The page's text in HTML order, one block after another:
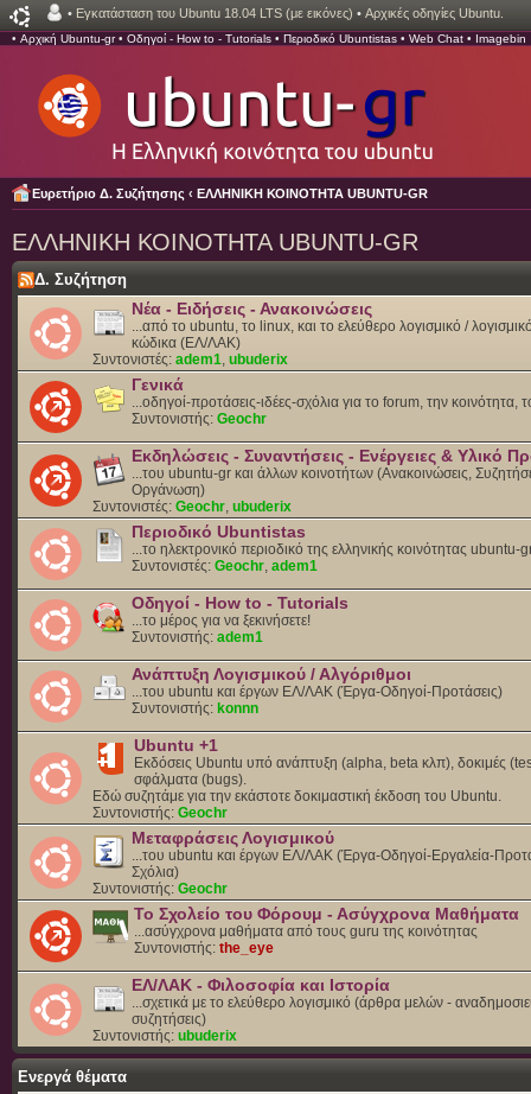
• Εγκατάσταση του Ubuntu 18.04 LTS (με εικόνες) • Αρχικές οδηγίες Ubuntu.
• Αρχική Ubuntu-gr• Οδηγοί - How to - Tutorials • Περιοδικό Ubuntistas • Web Chat • Imagebin
Ευρετήριο Δ. Συζήτησης ‹ ΕΛΛΗΝΙΚΗ ΚΟΙΝΟΤΗΤΑ UBUNTU-GR
ΕΛΛΗΝΙΚΗ ΚΟΙΝΟΤΗΤΑ UBUNTU-GR
Δ. Συζήτηση
Νέα - Ειδήσεις - Ανακοινώσεις
...από το ubuntu, το linux, και το ελεύθερο λογισμικό /
κώδικα (ΕΛ/ΛΑΚ)
Συντονιστές: adem1, ubuderix
Γενικά
...οδηγοί-προτάσεις-ιδέες-σχόλια για το forum, την κοινότητα,
Συντονιστής: Geochr
Εκδηλώσεις - Συναντήσεις - Ενέργειες & Υλικό
...του ubuntu-gr και άλλων κοινοτήτων (Ανακοινώσεις,
Οργάνωση)
Συντονιστές: Geochr, ubuderix
Περιοδικό Ubuntistas
...το ηλεκτρονικό περιοδικό της ελληνικής κοινότητας ubuntu-
Συντονιστές: Geochr, adem1
Οδηγοί - How to - Tutorials
...το μέρος για να ξεκινήσετε!
Συντονιστής: adem1
Ανάπτυξη Λογισμικού / Αλγόριθμοι
...του ubuntu και έργων ΕΛ/ΛΑΚ (Έργα-Οδηγοί-Προτάσεις)
Συντονιστής: konnn
Ubuntu +1
Εκδόσεις Ubuntu υπό ανάπτυξη (alpha, beta κλπ), δοκιμές
σφάλματα (bugs).
Eδώ συζητάμε για την εκάστοτε δοκιμαστική έκδοση του Ubuntu.
Συντονιστής: Geochr
Μεταφράσεις Λογισμικού
...του ubuntu και έργων ΕΛ/ΛΑΚ (Έργα-Οδηγοί-Εργαλεία-
Σχόλια)
Συντονιστής: Geochr
Το Σχολείο του Φόρουμ - Ασύγχρονα Μαθήματα
...ασύγχρονα μαθήματα από τους guru της κοινότητας
Συντονιστής: the_eye
ΕΛ/ΛΑΚ - Φιλοσοφία και Ιστορία
...σχετικά με το ελεύθερο λογισμικό (άρθρα μελών -
συζητήσεις)
Συντονιστής: ubuderix
Ενεργά θέματα